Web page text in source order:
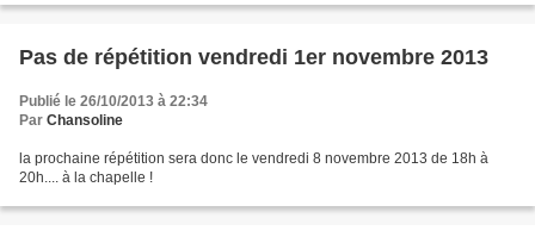
Pas de répétition vendredi 1er novembre 2013
Publié le 26/10/2013 à 22:34
Par Chansoline
la prochaine répétition sera donc le vendredi 8 novembre 2013 de 18h à
20h.... à la chapelle !